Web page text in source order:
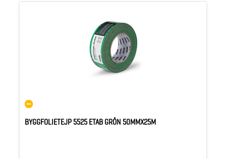
BYGGFOLIETEJP 5525 ETAB GRÖN 50MMX25M